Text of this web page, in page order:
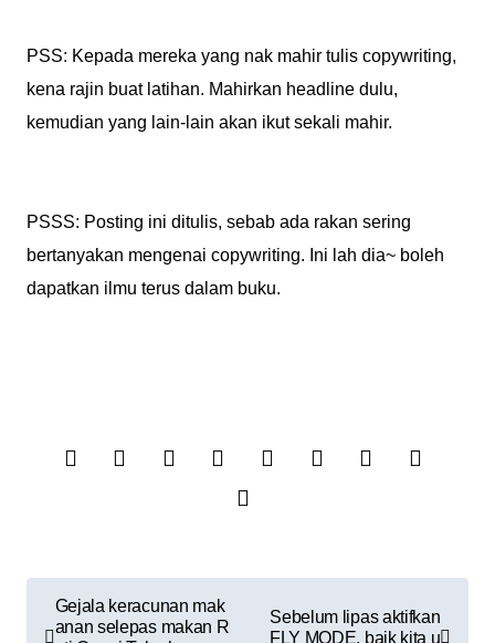
PSS: Kepada mereka yang nak mahir tulis copywriting,
kena rajin buat latihan. Mahirkan headline dulu,
kemudian yang lain-lain akan ikut sekali mahir.
PSSS: Posting ini ditulis, sebab ada rakan sering
bertanyakan mengenai copywriting. Ini lah dia~ boleh
dapatkan ilmu terus dalam buku.
Gejala keracunan mak
anan selepas makan R
Sebelum lipas aktifkan
FLY MODE, baik kita u